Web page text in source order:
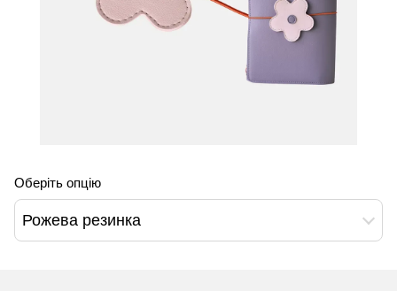
Оберіть опцію
Рожева резинка